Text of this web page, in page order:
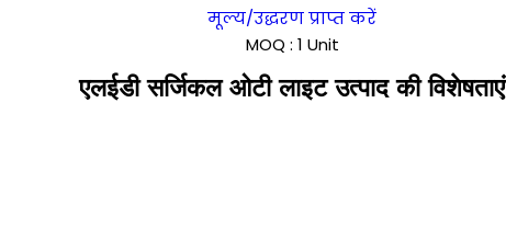
मूल्य/उद्धरण प्राप्त करें
MOQ : 1 Unit
एलईडी सर्जिकल ओटी लाइट उत्पाद की विशेषताएं